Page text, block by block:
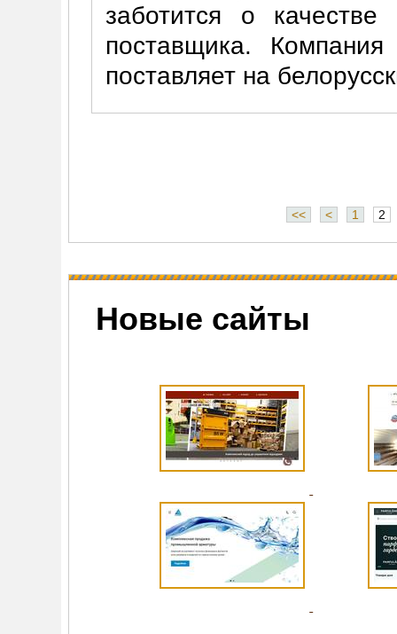
Новые сайты
заботится о
поставщика.
поставляет на
<< < 1 2